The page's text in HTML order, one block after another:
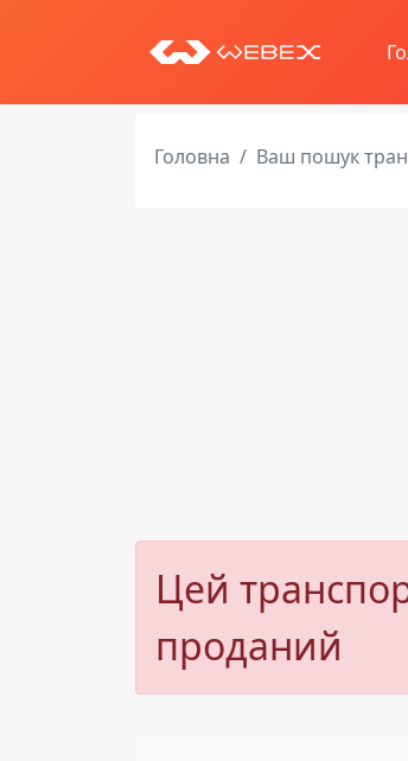
Головна Ваш пошук
Цей
проданий